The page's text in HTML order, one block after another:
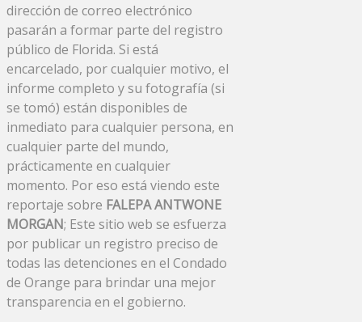
dirección de correo electrónico
pasarán a formar parte del registro
público de Florida. Si está
encarcelado, por cualquier motivo, el
informe completo y su fotografía (si
se tomó) están disponibles de
inmediato para cualquier persona, en
cualquier parte del mundo,
prácticamente en cualquier
momento. Por eso está viendo este
reportaje sobre FALEPA ANTWONE
MORGAN; Este sitio web se esfuerza
por publicar un registro preciso de
todas las detenciones en el Condado
de Orange para brindar una mejor
transparencia en el gobierno.